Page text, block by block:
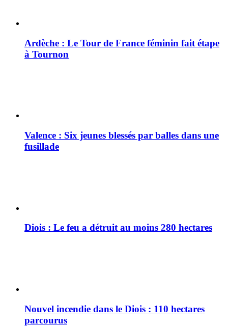
Ardèche : Le Tour de France féminin fait étape
à Tournon
Valence : Six jeunes blessés par balles dans une
fusillade
Diois : Le feu a détruit au moins 280 hectares
Nouvel incendie dans le Diois : 110 hectares
parcourus